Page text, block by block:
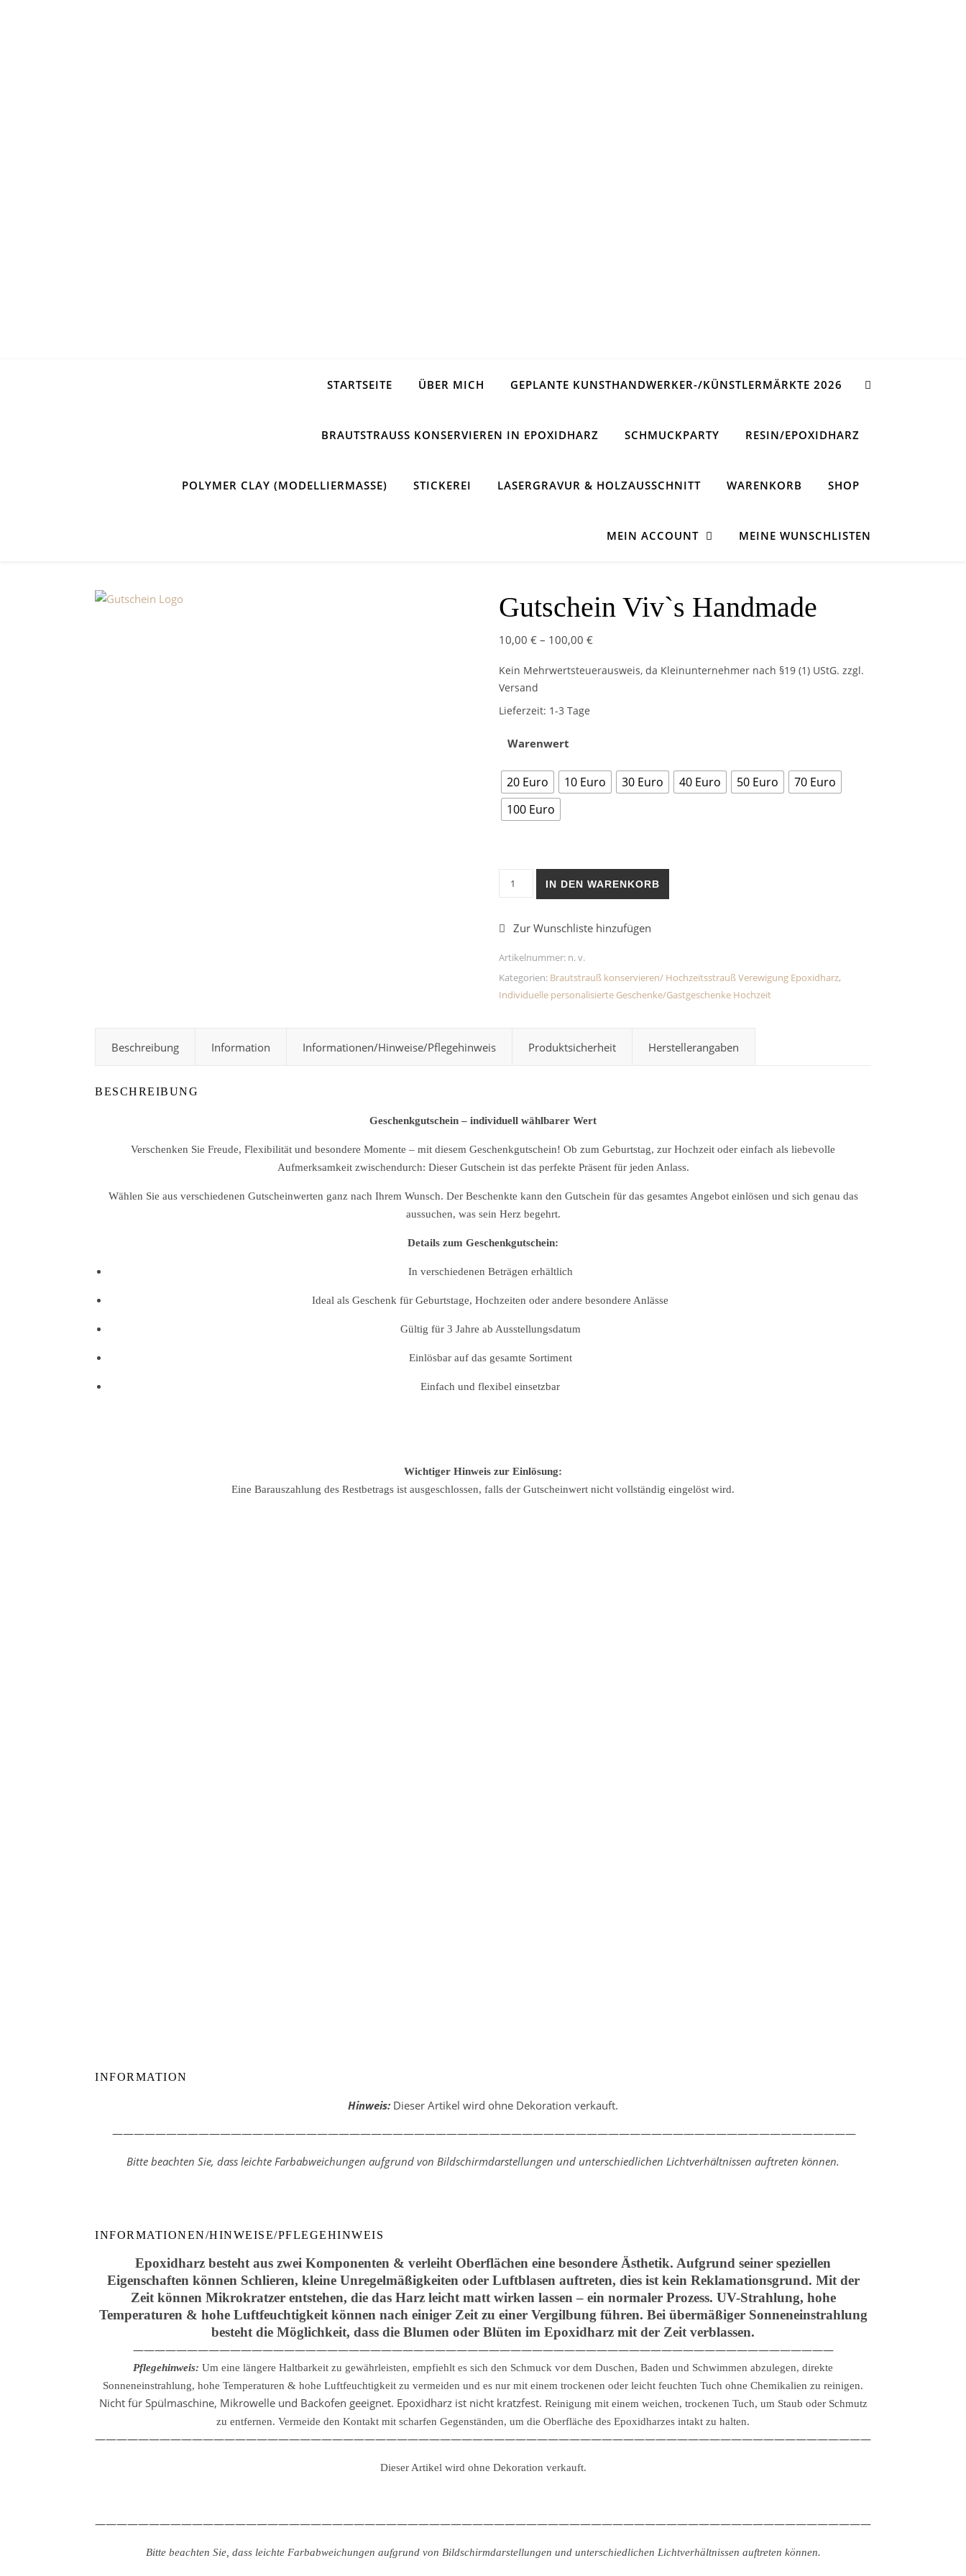
STARTSEITE ÜBER MICH GEPLANTE KUNSTHANDWERKER-/KÜNSTLERMÄRKTE 2026
BRAUTSTRAUSS KONSERVIEREN IN EPOXIDHARZ SCHMUCKPARTY RESIN/EPOXIDHARZ
POLYMER CLAY (MODELLIERMASSE) STICKEREI LASERGRAVUR & HOLZAUSSCHNITT WARENKORB SHOP
MEIN ACCOUNT MEINE WUNSCHLISTEN
Gutschein Viv`s Handmade
10,00 €– 100,00 €
Kein Mehrwertsteuerausweis, da Kleinunternehmer nach §19 (1) UStG. zzgl.
Versand
Lieferzeit: 1-3 Tage
Warenwert
20 Euro 10 Euro 30 Euro 40 Euro 50 Euro
70 Euro
100 Euro
Gutschein Viv`s Handmade Menge
IN DEN WARENKORB
Artikelnummer: n. v.
Kategorien: Brautstrauß konservieren/ Hochzeitsstrauß Verewigung Epoxidharz,
Individuelle personalisierte Geschenke/Gastgeschenke Hochzeit
Beschreibung Information Informationen/Hinweise/Pflegehinweis Produktsicherheit Herstellerangaben
BESCHREIBUNG
Geschenkgutschein – individuell wählbarer Wert
Verschenken Sie Freude, Flexibilität und besondere Momente – mit diesem Geschenkgutschein! Ob zum Geburtstag, zur Hochzeit oder einfach als liebevolle
Aufmerksamkeit zwischendurch: Dieser Gutschein ist das perfekte Präsent für jeden Anlass.
Wählen Sie aus verschiedenen Gutscheinwerten ganz nach Ihrem Wunsch. Der Beschenkte kann den Gutschein für das gesamtes Angebot einlösen und sich genau das
aussuchen, was sein Herz begehrt.
Details zum Geschenkgutschein:
In verschiedenen Beträgen erhältlich
Ideal als Geschenk für Geburtstage, Hochzeiten oder andere besondere Anlässe
Gültig für 3 Jahre ab Ausstellungsdatum
Einlösbar auf das gesamte Sortiment
Einfach und flexibel einsetzbar
Wichtiger Hinweis zur Einlösung:
Eine Barauszahlung des Restbetrags ist ausgeschlossen, falls der Gutscheinwert nicht vollständig eingelöst wird.
INFORMATION
Hinweis: Dieser Artikel wird ohne Dekoration verkauft.
—————————————————————————————————————————————————————————————————————
Bitte beachten Sie, dass leichte Farbabweichungen aufgrund von Bildschirmdarstellungen und unterschiedlichen Lichtverhältnissen auftreten können.
INFORMATIONEN/HINWEISE/PFLEGEHINWEIS
Epoxidharz besteht aus zwei Komponenten & verleiht Oberflächen eine besondere Ästhetik. Aufgrund seiner speziellen
Eigenschaften können Schlieren, kleine Unregelmäßigkeiten oder Luftblasen auftreten, dies ist kein Reklamationsgrund. Mit der
Zeit können Mikrokratzer entstehen, die das Harz leicht matt wirken lassen – ein normaler Prozess. UV-Strahlung, hohe
Temperaturen & hohe Luftfeuchtigkeit können nach einiger Zeit zu einer Vergilbung führen. Bei übermäßiger Sonneneinstrahlung
besteht die Möglichkeit, dass die Blumen oder Blüten im Epoxidharz mit der Zeit verblassen.
—————————————————————————————————————————————————————————————————
Pflegehinweis: Um eine längere Haltbarkeit zu gewährleisten, empfiehlt es sich den Schmuck vor dem Duschen, Baden und Schwimmen abzulegen, direkte
Sonneneinstrahlung, hohe Temperaturen & hohe Luftfeuchtigkeit zu vermeiden und es nur mit einem trockenen oder leicht feuchten Tuch ohne Chemikalien zu reinigen.
Nicht für Spülmaschine, Mikrowelle und Backofen geeignet. Epoxidharz ist nicht kratzfest. Reinigung mit einem weichen, trockenen Tuch, um Staub oder Schmutz
zu entfernen. Vermeide den Kontakt mit scharfen Gegenständen, um die Oberfläche des Epoxidharzes intakt zu halten.
————————————————————————————————————————————————————————————————————————
Dieser Artikel wird ohne Dekoration verkauft.
————————————————————————————————————————————————————————————————————————
Bitte beachten Sie, dass leichte Farbabweichungen aufgrund von Bildschirmdarstellungen und unterschiedlichen Lichtverhältnissen auftreten können.